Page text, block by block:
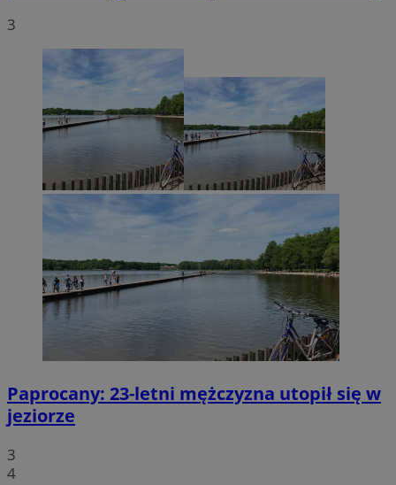
3
Paprocany: 23-letni mężczyzna utopił się w
jeziorze
3
4